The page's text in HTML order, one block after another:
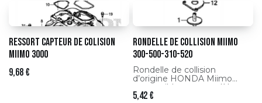
protection du robot
Ressort capteur de colision
Miimo 3000
9,68€
Rondelle de collision Miimo
300-500-310-520
Rondelle de collision
d’origine HONDA Miimo
compatible avec modèles
300, 500, 310 et 520,
5,42€